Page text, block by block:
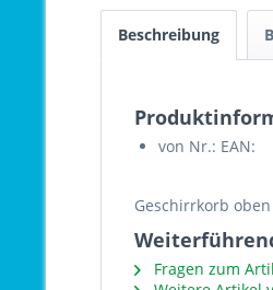
Beschreibung
von Nr.: EAN:
Geschirrkorb
Fragen zum